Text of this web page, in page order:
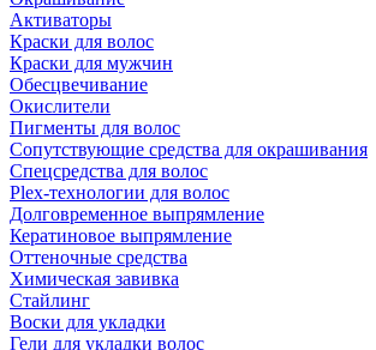
Активаторы
Краски для волос
Краски для мужчин
Обесцвечивание
Окислители
Пигменты для волос
Сопутствующие средства для окрашивания
Спецсредства для волос
Plex-технологии для волос
Долговременное выпрямление
Кератиновое выпрямление
Оттеночные средства
Химическая завивка
Стайлинг
Воски для укладки
Гели для укладки волос